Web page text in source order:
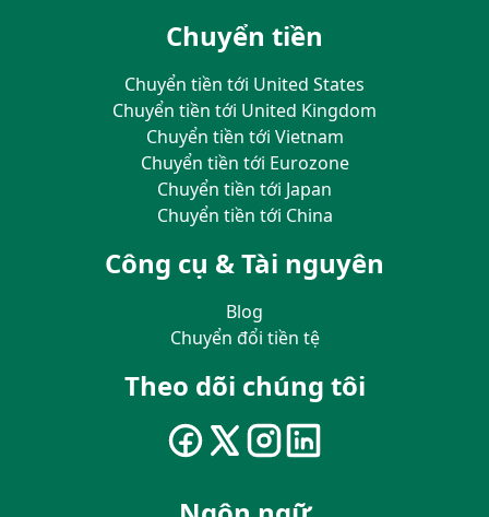
Chuyển tiền
Chuyển tiền tới United States
Chuyển tiền tới United Kingdom
Chuyển tiền tới Vietnam
Chuyển tiền tới Eurozone
Chuyển tiền tới Japan
Chuyển tiền tới China
Công cụ & Tài nguyên
Blog
Chuyển đổi tiền tệ
Theo dõi chúng tôi